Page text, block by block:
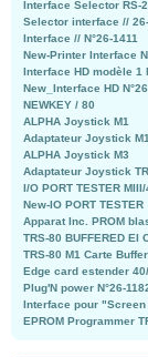
Interface Selector RS-
Selector interface //
Interface // N°26-1411
New-Printer Interface
Interface HD modèle 1
New_Interface HD
NEWKEY / 80
ALPHA Joystick M1
Adaptateur Joystick M1
ALPHA Joystick M3
Adaptateur Joystick
I/O PORT TESTER
New-IO PORT TESTER
Apparat Inc. PROM
TRS-80 BUFFERED EI
TRS-80 M1 Carte
Edge card estender
Plug'N power N°26-
Interface pour
EPROM Programmer